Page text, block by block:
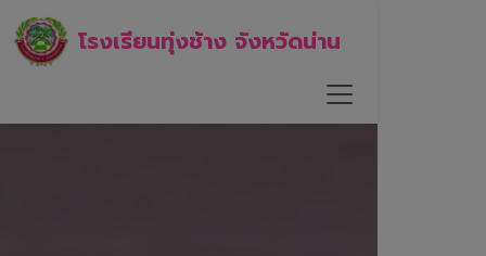
โรงเรียนทุ่งช้าง จังหวัดน่าน